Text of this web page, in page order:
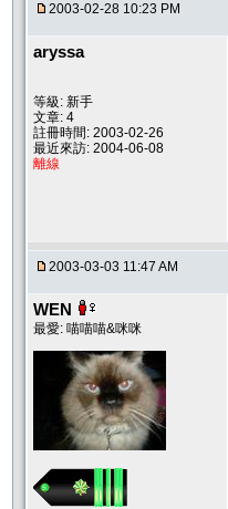
2003-02-28 10:23 PM
aryssa
等級: 新手
文章: 4
註冊時間: 2003-02-26
最近來訪: 2004-06-08
離線
2003-03-03 11:47 AM
WEN
最愛: 喵喵喵&咪咪